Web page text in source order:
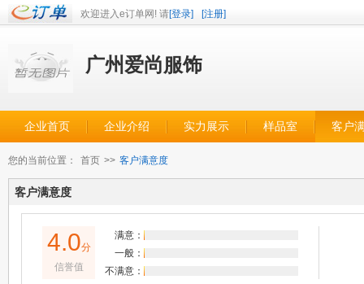
欢迎进入e订单网! 请[登录] [注册]
广州爱尚服饰
企业首页 企业介绍 实力展示 样品室 客户
您的当前位置： 首页 >> 客户满意度
客户满意度
4.0分
信誉值
满意：
一般：
不满意：